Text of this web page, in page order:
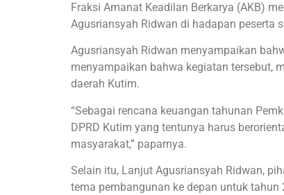
Fraksi Amanat Keadilan Berkarya (AKB)
Agusriansyah Ridwan di hadapan peserta
Agusriansyah Ridwan menyampaikan
menyampaikan bahwa kegiatan tersebut,
daerah Kutim.
“Sebagai rencana keuangan tahunan
DPRD Kutim yang tentunya harus
masyarakat,” paparnya.
Selain itu, Lanjut Agusriansyah Ridwan,
tema pembangunan ke depan untuk